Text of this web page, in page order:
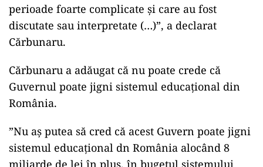
perioade foarte complicate şi care au fost
discutate sau interpretate (…)”, a declarat
Cărbunaru.
Cărbunaru a adăugat că nu poate crede că
Guvernul poate jigni sistemul educaţional din
România.
”Nu aş putea să cred că acest Guvern poate jigni
sistemul educaţional dn România alocând 8
miliarde de lei în plus, în bugetul sistemului